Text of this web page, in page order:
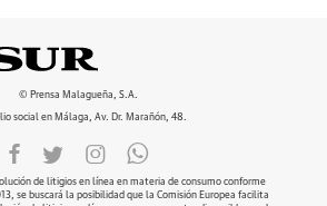
© Prensa Malagueña, S.A.
social en Málaga, Av. Dr. Marañón, 48.
de litigios en línea en materia de consumo conforme
se buscará la posibilidad que la Comisión Europea facilita